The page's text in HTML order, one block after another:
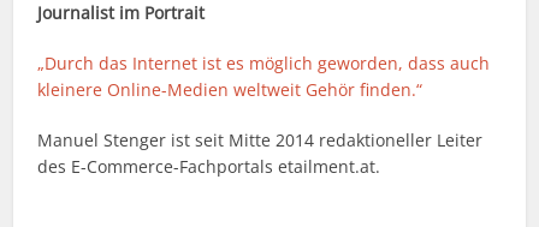
Journalist im Portrait
„Durch das Internet ist es möglich geworden, dass auch
kleinere Online-Medien weltweit Gehör finden.“
Manuel Stenger ist seit Mitte 2014 redaktioneller Leiter
des E-Commerce-Fachportals etailment.at.